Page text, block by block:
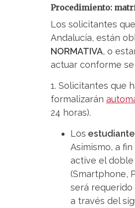
Procedimiento:
Los solicitantes
Andalucía, están
NORMATIVA, o
actuar conforme
1. Solicitantes que
formalizarán
24 horas).
Los
Asimismo, a
active el
(Smartphone,
será requerido
a través del